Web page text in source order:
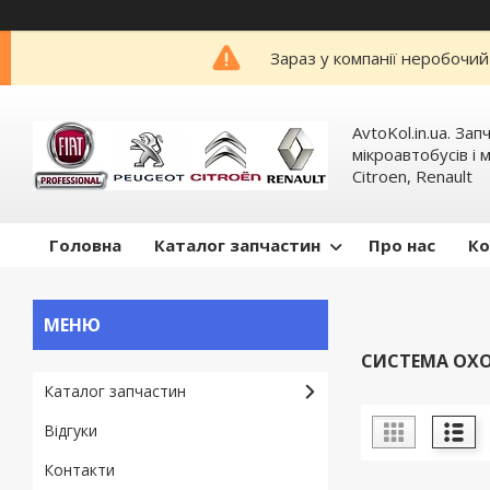
Зараз у компанії
AvtoKol.in.ua.
мікроавтобусів і
Citroen, Renault
Головна Каталог запчастин Про нас
СИСТЕМА
Каталог запчастин
Відгуки
Контакти